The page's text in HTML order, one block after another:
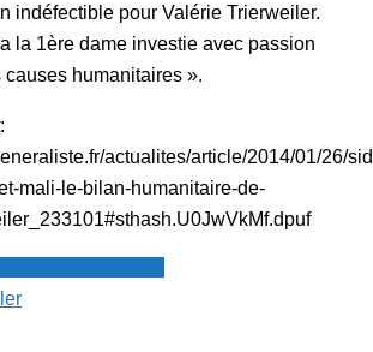
indéfectible pour Valérie Trierweiler.
la 1ère dame investie avec passion
humanitaires ».
actualites/article/2014/01/26/
mali-le-bilan-humanitaire-de-